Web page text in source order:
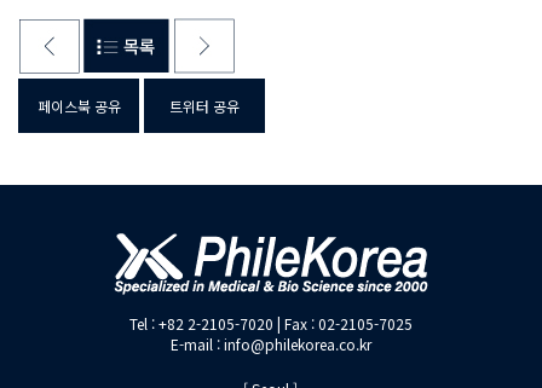
페이스북 공유 트위터 공유
Tel : +82 2-2105-7020 | Fax : 02-2105-7025
E-mail : info@philekorea.co.kr